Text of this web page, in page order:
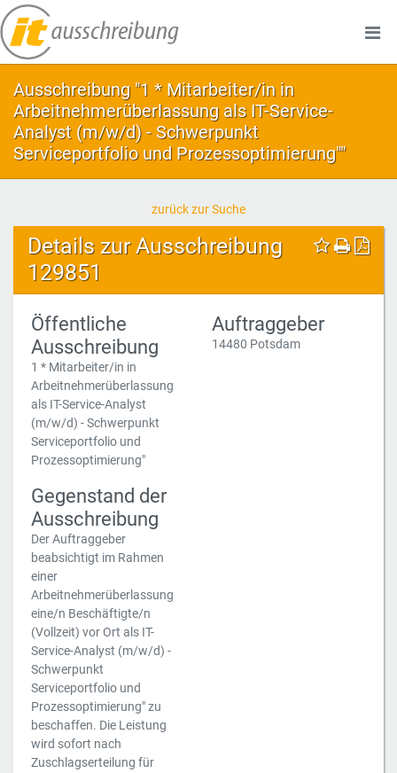
Ausschreibung "1 * Mitarbeiter/in in
Arbeitnehmerüberlassung als IT-Service-
Analyst (m/w/d) - Schwerpunkt
Serviceportfolio und Prozessoptimierung""
zurück zur Suche
Details zur Ausschreibung
129851
Öffentliche
Ausschreibung
1 * Mitarbeiter/in in
Arbeitnehmerüberlassung
als IT-Service-Analyst
(m/w/d) - Schwerpunkt
Serviceportfolio und
Prozessoptimierung"
Gegenstand der
Ausschreibung
Der Auftraggeber
beabsichtigt im Rahmen
einer
Arbeitnehmerüberlassung
eine/n Beschäftigte/n
(Vollzeit) vor Ort als IT-
Service-Analyst (m/w/d) -
Schwerpunkt
Serviceportfolio und
Prozessoptimierung" zu
beschaffen. Die Leistung
wird sofort nach
Zuschlagserteilung für
Auftraggeber
14480 Potsdam